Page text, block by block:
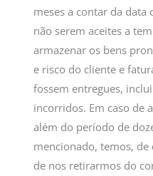
meses a contar da data
não serem aceites a
armazenar os bens
e risco do cliente e
fossem entregues,
incorridos. Em caso de
além do período de
mencionado, temos,
de nos retirarmos do